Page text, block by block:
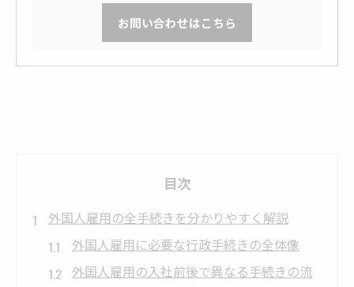
お問い合わせはこちら
目次
外国人雇用の全手続きを分かりやすく解説
外国人雇用に必要な行政手続きの全体像
外国人雇用の入社前後で異なる手続きの流